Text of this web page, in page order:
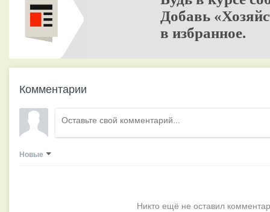
Добавь
в избранное.
Комментарии
Новые
Никто ещё не оставил